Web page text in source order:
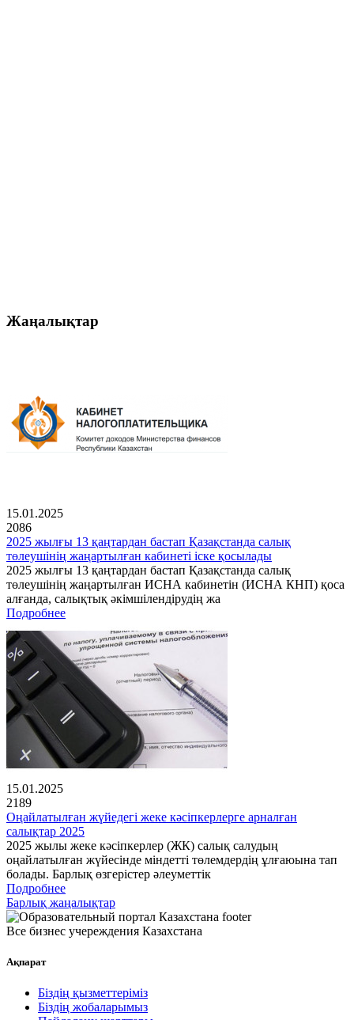
Жаңалықтар
15.01.2025
2086
2025 жылғы 13 қаңтардан бастап Қазақстанда салық
төлеушінің жаңартылған кабинеті іске қосылады
2025 жылғы 13 қаңтардан бастап Қазақстанда салық
төлеушінің жаңартылған ИСНА кабинетін (ИСНА КНП) қоса
алғанда, салықтық әкімшілендірудің жа
Подробнее
15.01.2025
2189
Оңайлатылған жүйедегі жеке кәсіпкерлерге арналған
салықтар 2025
2025 жылы жеке кәсіпкерлер (ЖК) салық салудың
оңайлатылған жүйесінде міндетті төлемдердің ұлғаюына тап
болады. Барлық өзгерістер әлеуметтік
Подробнее
Барлық жаңалықтар
Все бизнес учереждения Казахстана
Ақпарат
Біздің қызметтеріміз
Біздің жобаларымыз